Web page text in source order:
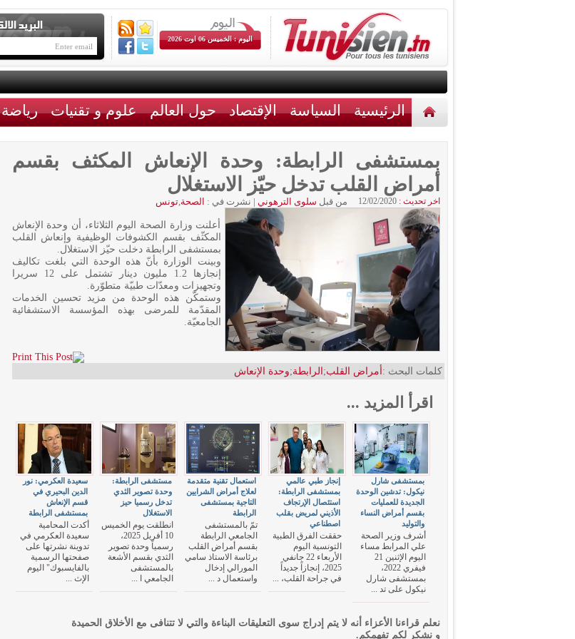
اليوم : الخميس 06 اوت 2026
الرئيسية السياسة الإقتصاد حول العالم علوم و تقنيات رياضة
بمستشفى الرابطة: وحدة الإنعاش المكثف بقسم
أمراض القلب تدخل حيّز الاستغلال
اخر تحديث : 12/02/2020 من قبل سلوى الترهوني | نشرت في : الصحة,تونس
أعلنت وزارة الصحة اليوم الثلاثاء، أن وحدة الإنعاش
المكثّف بقسم الكشوفات الوظيفية وإنعاش القلب
بمستشفى الرابطة دخلت حيّز الاستغلال.
وبينت الوزارة بأنّ هذه الوحدة التي بلغت تكاليف
إنجازها 1.2 مليون دينار تشتمل على 12 سريرا
وتجهيزات ومعدّات طبيّة متطوّرة.
وستمكّن هذه الوحدة من مزيد تحسين الخدمات
المقدّمة للمرضى بهذه المؤسسة الاستشفائية
الجامعيّة.
كلمات البحث : أمراض القلب; الرابطة;وحدة الإنعاش
اقرأ المزيد ...
سعيدة العكرمي: نور
الدين البحيري في
قسم الإنعاش
بمستشفى الرابطة
أكدت المحامية
سعيدة العكرمي في
تدوينة نشرتها على
صفحتها الرسمية
بالفايسبوك" اليوم
الإث ...
مستشفى الرابطة:
وحدة تصوير الثدي
تدخل رسميا حيز
الاستغلال
انطلقت يوم الخميس
10 أفريل 2025،
رسمياً وحدة تصوير
الثدي بقسم الأشعة
بالمستشفى
الجامعي ا ...
استعمال تقنية متقدمة
لعلاج أمراض الشرايين
التاجية بمستشفى
الرابطة
تمّ بالمستشفى
الجامعي الرابطة
بقسم أمراض القلب
برئاسة الاستاذ سامي
المورالي إدخال
واستعمال د ...
إنجاز طبي عالمي
بمستشفى الرابطة:
استئصال الإرتجاف
الأذيني لمريض بقلب
اصطناعي
حققت الفرق الطبية
التونسية اليوم
الأربعاء 22 جانفي
2025، إنجازاً جديداً
في جراحة القلب، ...
بمستشفى شارل
نيكول: تدشين الوحدة
الجديدة للعمليات
بقسم أمراض النساء
والتوليد
أشرف وزير الصحة
علي المرابط مساء
اليوم الإثنين 21
فيفري 2022،
بمستشفى شارل
نيكول على تد ...
نعلم قراءنا الأعزاء أنه لا يتم إدراج سوى التعليقات البناءة والتي لا تتنافى مع الأخلاق الحميدة
و نشكر لكم تفهمكم.